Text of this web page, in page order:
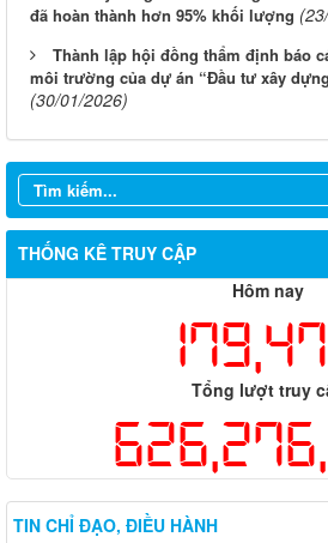
đã hoàn thành hơn 95% khối lượng
Thành lập hội đồng thẩm định báo
môi trường của dự án “Đầu tư xây
(30/01/2026)
THỐNG KÊ TRUY CẬP
Hôm nay
Tổng lượt truy
TIN CHỈ ĐẠO, ĐIỀU HÀNH